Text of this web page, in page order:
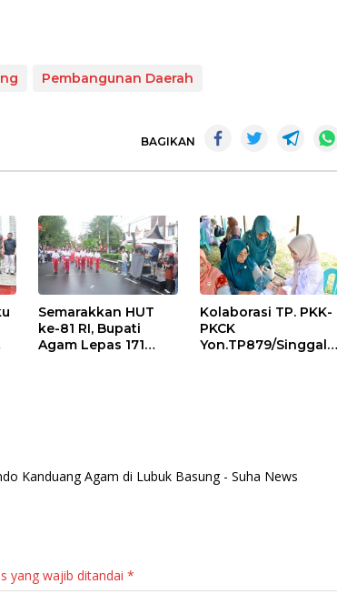
Pembangunan Daerah
BAGIKAN
Semarakkan HUT
ke-81 RI, Bupati
Agam Lepas 171
Kolaborasi TP. PKK-
PKCK
Yon.TP879/Singgala
Kanduang Agam di Lubuk Basung - Suha News
yang wajib ditandai *